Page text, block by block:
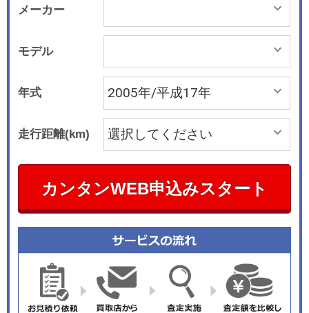
メーカー
モデル
年式
走行距離(km)
カンタンWEB申込みスタート